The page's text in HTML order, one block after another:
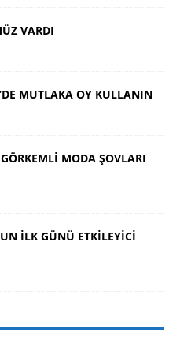
VARDI
MUTLAKA OY KULLANIN
MODA ŞOVLARI
İLK GÜNÜ ETKİLEYİCİ